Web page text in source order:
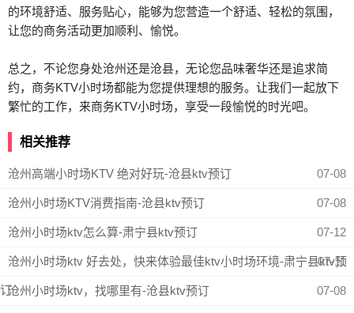
的环境舒适、服务贴心，能够为您营造一个舒适、轻松的氛围，
让您的商务活动更加顺利、愉悦。
总之，不论您身处沧州还是沧县，无论您品味奢华还是追求简
约，商务KTV小时场都能为您提供理想的服务。让我们一起放下
繁忙的工作，来商务KTV小时场，享受一段愉悦的时光吧。
相关推荐
沧州高端小时场KTV 绝对好玩-沧县ktv预订 07-08
沧州小时场KTV消费指南-沧县ktv预订 07-08
沧州小时场ktv怎么算-肃宁县ktv预订 07-12
沧州小时场ktv 好去处，快来体验最佳ktv小时场环境-肃宁县ktv预
订
07-11
沧州小时场ktv，找哪里有-沧县ktv预订 07-08